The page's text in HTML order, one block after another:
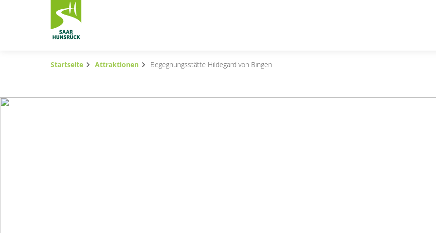
Zum Hauptinhalt springen
Subnavigation umschalten
Startseite Attraktionen Begegnungsstätte Hildegard von Bingen